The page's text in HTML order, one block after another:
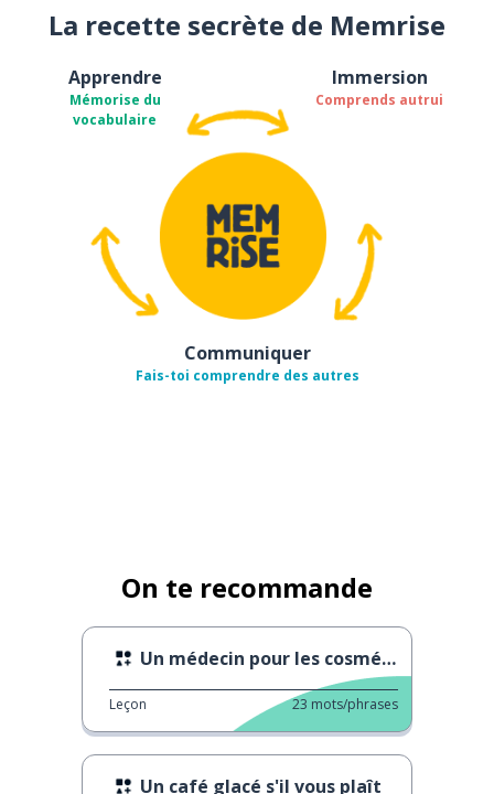
La recette secrète de Memrise
Apprendre
Mémorise du
vocabulaire
Immersion
Comprends autrui
Communiquer
Fais-toi comprendre des autres
On te recommande
Un médecin pour les cosmétiques
Leçon 23 mots/phrases
Un café glacé s'il vous plaît